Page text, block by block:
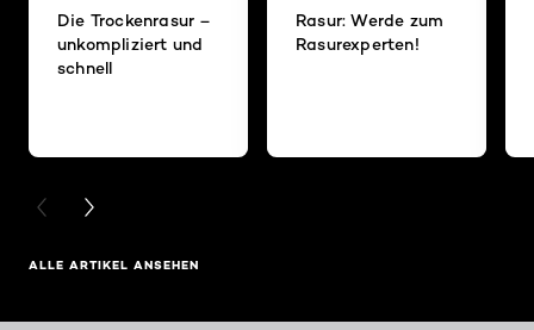
Die Trockenrasur –
unkompliziert und
schnell
Rasur: Werde zum
Rasurexperten!
PREVIOUS CARD
NEXT CARD
ALLE ARTIKEL ANSEHEN